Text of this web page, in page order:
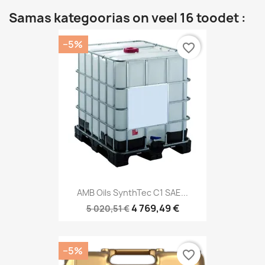
Samas kategoorias on veel 16 toodet :
AMB Oils SynthTec C1 SAE...
5 020,51 €4 769,49 €
−5% favorite_border
−5% favorite_border